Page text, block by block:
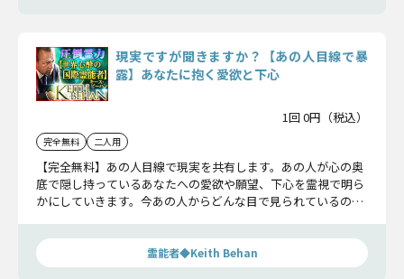
現実ですが聞きますか？【あの人目線で暴
露】あなたに抱く愛欲と下心
1回 0円（税込）
完全無料 二人用
【完全無料】あの人目線で現実を共有します。あの人が心の奥
底で隠し持っているあなたへの愛欲や願望、下心を霊視で明ら
かにしていきます。今あの人からどんな目で見られているの
霊能者◆Keith Behan